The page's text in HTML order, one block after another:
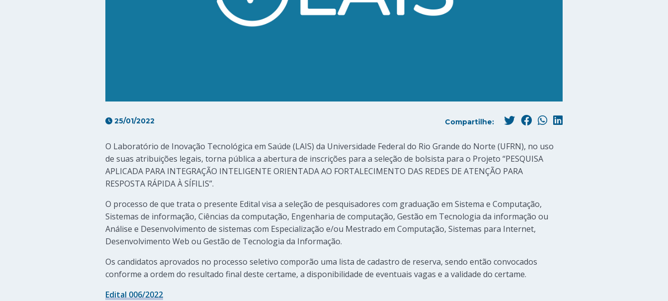
25/01/2022 Compartilhe:
O Laboratório de Inovação Tecnológica em Saúde (LAIS) da Universidade Federal do Rio Grande do Norte (UFRN), no uso
de suas atribuições legais, torna pública a abertura de inscrições para a seleção de bolsista para o Projeto “PESQUISA
APLICADA PARA INTEGRAÇÃO INTELIGENTE ORIENTADA AO FORTALECIMENTO DAS REDES DE ATENÇÃO PARA
RESPOSTA RÁPIDA À SÍFILIS”.
O processo de que trata o presente Edital visa a seleção de pesquisadores com graduação em Sistema e Computação,
Sistemas de informação, Ciências da computação, Engenharia de computação, Gestão em Tecnologia da informação ou
Análise e Desenvolvimento de sistemas com Especialização e/ou Mestrado em Computação, Sistemas para Internet,
Desenvolvimento Web ou Gestão de Tecnologia da Informação.
Os candidatos aprovados no processo seletivo comporão uma lista de cadastro de reserva, sendo então convocados
conforme a ordem do resultado final deste certame, a disponibilidade de eventuais vagas e a validade do certame.
Edital 006/2022